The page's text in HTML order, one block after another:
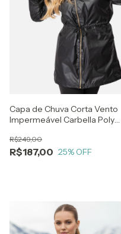
Capa de Chuva Corta Vento
Impermeável Carbella Poly
R$187,00
R$249,00
25% OFF